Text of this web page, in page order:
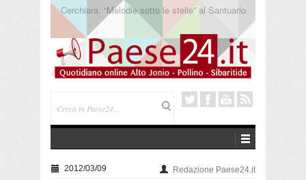
Addio a Francesco Guccini. L’ultimo poeta della
canzone impegnata
2012/03/09 Redazione Paese24.it